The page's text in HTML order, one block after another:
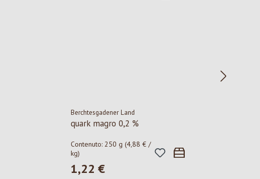
Berchtesgadener Land
quark magro 0,2 %
Contenuto: 250 g (4,88 € /
kg)
Prezzo normale:
1,22 €